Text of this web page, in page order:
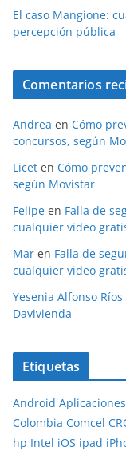
El caso Mangione:
percepción pública
Comentarios
Andrea en Cómo
concursos, según
Licet en Cómo
según Movistar
Felipe en Falla de
cualquier video
Mar en Falla de
cualquier video
Yesenia Alfonso Ríos
Davivienda
Etiquetas
Android Aplicaciones
Colombia Comcel
hp Intel iOS ipad